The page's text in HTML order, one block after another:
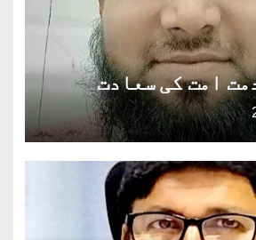
امت کی سعادت